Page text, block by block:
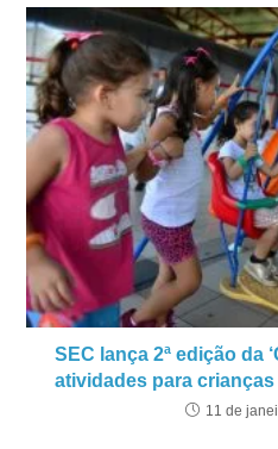
SEC lança 2ª edição da
atividades para
11 de